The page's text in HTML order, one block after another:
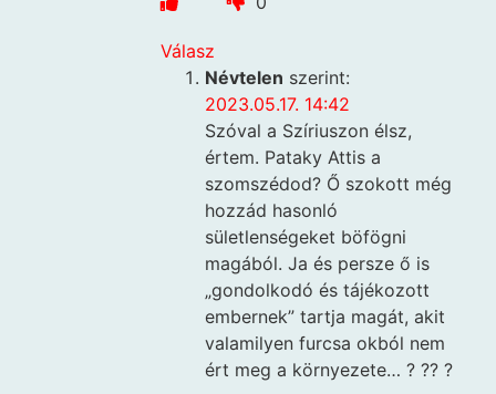
Válasz
Névtelen szerint:
2023.05.17. 14:42
Szóval a Szíriuszon élsz,
értem. Pataky Attis a
szomszédod? Ő szokott még
hozzád hasonló
sületlenségeket böfögni
magából. Ja és persze ő is
„gondolkodó és tájékozott
embernek” tartja magát, akit
valamilyen furcsa okból nem
ért meg a környezete… ? ?? ?